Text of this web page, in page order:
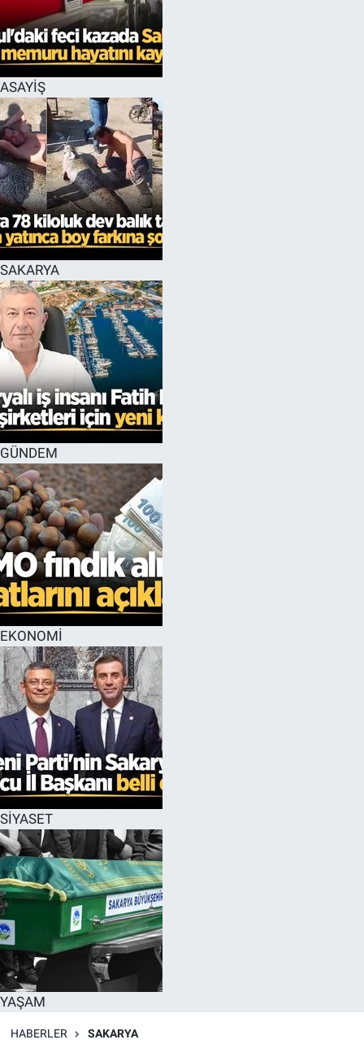
ASAYİŞ
SAKARYA
GÜNDEM
EKONOMİ
SİYASET
YAŞAM
HABERLER SAKARYA
EĞİTİM
MAGAZİN
ÖZEL HABER
HALK54 PANORAMA